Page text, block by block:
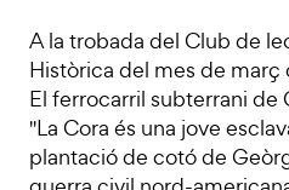
A la trobada del Club de
Històrica del mes de
El ferrocarril subterrani de
"La Cora és una jove
plantació de cotó de